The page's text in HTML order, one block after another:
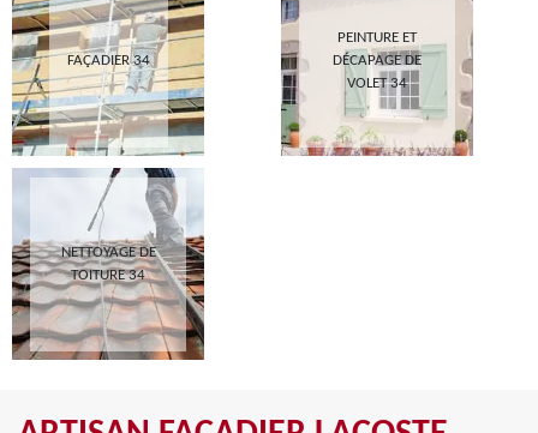
FAÇADIER 34
PEINTURE ET
DÉCAPAGE DE
VOLET 34
NETTOYAGE DE
TOITURE 34